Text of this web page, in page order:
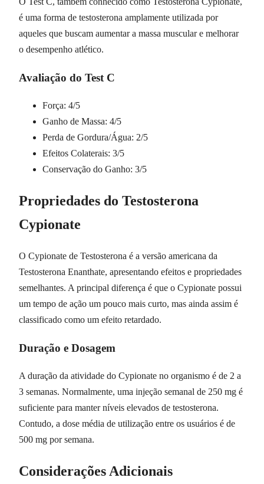
é uma forma de testosterona amplamente utilizada por
aqueles que buscam aumentar a massa muscular e melhorar
o desempenho atlético.
Avaliação do Test C
Força: 4/5
Ganho de Massa: 4/5
Perda de Gordura/Água: 2/5
Efeitos Colaterais: 3/5
Conservação do Ganho: 3/5
Propriedades do Testosterona
Cypionate
O Cypionate de Testosterona é a versão americana da
Testosterona Enanthate, apresentando efeitos e propriedades
semelhantes. A principal diferença é que o Cypionate possui
um tempo de ação um pouco mais curto, mas ainda assim é
classificado como um efeito retardado.
Duração e Dosagem
A duração da atividade do Cypionate no organismo é de 2 a
3 semanas. Normalmente, uma injeção semanal de 250 mg é
suficiente para manter níveis elevados de testosterona.
Contudo, a dose média de utilização entre os usuários é de
500 mg por semana.
Considerações Adicionais